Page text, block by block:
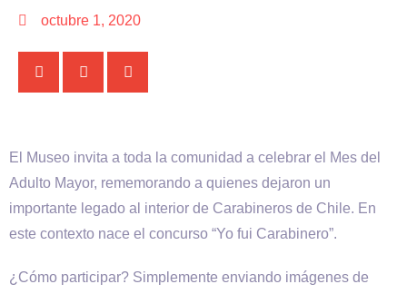
octubre 1, 2020
El Museo invita a toda la comunidad a celebrar el Mes del
Adulto Mayor, rememorando a quienes dejaron un
importante legado al interior de Carabineros de Chile. En
este contexto nace el concurso “Yo fui Carabinero”.
¿Cómo participar? Simplemente enviando imágenes de